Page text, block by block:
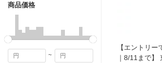
商品価格
~
【エントリ
｜8/11まで】